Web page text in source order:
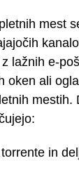
mest
lažnih e-
oken ali
mestih.
in